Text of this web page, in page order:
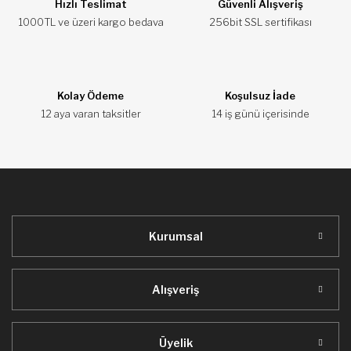
Ürün açıklamasında eksik bilgiler bulunuyor.
Ürün bilgilerinde hatalar bulunuyor.
Hızlı Teslimat
1000TL ve üzeri kargo bedava
Güvenli Alışveriş
256bit SSL sertifikası
Kolay Ödeme
12 aya varan taksitler
Koşulsuz İade
14 iş günü içerisinde
Kurumsal
Alışveriş
Üyelik